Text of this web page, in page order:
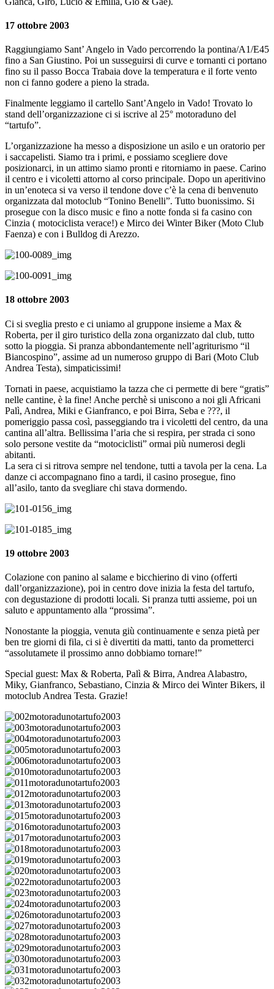
17 ottobre 2003
Raggiungiamo Sant’ Angelo in Vado percorrendo la pontina/A1/E45
fino a San Giustino. Poi un susseguirsi di curve e tornanti ci portano
fino su il passo Bocca Trabaia dove la temperatura e il forte vento
non ci fanno godere a pieno la strada.
Finalmente leggiamo il cartello Sant’Angelo in Vado! Trovato lo
stand dell’organizzazione ci si iscrive al 25° motoraduno del
“tartufo”.
L’organizzazione ha messo a disposizione un asilo e un oratorio per
i saccapelisti. Siamo tra i primi, e possiamo scegliere dove
posizionarci, in un attimo siamo pronti e ritorniamo in paese. Carino
il centro e i vicoletti attorno al corso principale. Dopo un aperitivino
in un’enoteca si va verso il tendone dove c’è la cena di benvenuto
organizzata dal motoclub “Tonino Benelli”. Tutto buonissimo. Si
prosegue con la disco music e fino a notte fonda si fa casino con
Cinzia ( motociclista verace!) e Mirco dei Winter Biker (Moto Club
Faenza) e con i Bulldog di Arezzo.
18 ottobre 2003
Ci si sveglia presto e ci uniamo al gruppone insieme a Max &
Roberta, per il giro turistico della zona organizzato dal club, tutto
sotto la pioggia. Si pranza abbondantemente nell’agriturismo “il
Biancospino”, assime ad un numeroso gruppo di Bari (Moto Club
Andrea Testa), simpaticissimi!
Tornati in paese, acquistiamo la tazza che ci permette di bere “gratis”
nelle cantine, è la fine! Anche perchè si uniscono a noi gli Africani
Palì, Andrea, Miki e Gianfranco, e poi Birra, Seba e ???, il
pomeriggio passa così, passeggiando tra i vicoletti del centro, da una
cantina all’altra. Bellissima l’aria che si respira, per strada ci sono
solo persone vestite da “motociclisti” ormai più numerosi degli
abitanti.
La sera ci si ritrova sempre nel tendone, tutti a tavola per la cena. La
danze ci accompagnano fino a tardi, il casino prosegue, fino
all’asilo, tanto da svegliare chi stava dormendo.
19 ottobre 2003
Colazione con panino al salame e bicchierino di vino (offerti
dall’organizzazione), poi in centro dove inizia la festa del tartufo,
con degustazione di prodotti locali. Si pranza tutti assieme, poi un
saluto e appuntamento alla “prossima”.
Nonostante la pioggia, venuta giù continuamente e senza pietà per
ben tre giorni di fila, ci si è divertiti da matti, tanto da prometterci
“assolutamete il prossimo anno dobbiamo tornare!”
Special guest: Max & Roberta, Palì & Birra, Andrea Alabastro,
Miky, Gianfranco, Sebastiano, Cinzia & Mirco dei Winter Bikers, il
motoclub Andrea Testa. Grazie!
002motoradunotartufo2003
003motoradunotartufo2003
004motoradunotartufo2003
005motoradunotartufo2003
006motoradunotartufo2003
010motoradunotartufo2003
011motoradunotartufo2003
012motoradunotartufo2003
013motoradunotartufo2003
015motoradunotartufo2003
016motoradunotartufo2003
017motoradunotartufo2003
018motoradunotartufo2003
019motoradunotartufo2003
020motoradunotartufo2003
022motoradunotartufo2003
023motoradunotartufo2003
024motoradunotartufo2003
026motoradunotartufo2003
027motoradunotartufo2003
028motoradunotartufo2003
029motoradunotartufo2003
030motoradunotartufo2003
031motoradunotartufo2003